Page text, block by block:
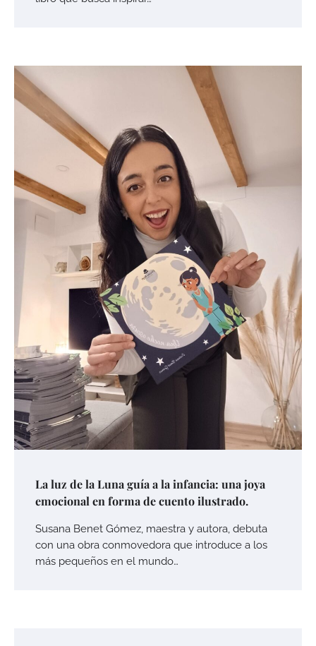
La luz de la Luna guía a la infancia: una joya
emocional en forma de cuento ilustrado.
Susana Benet Gómez, maestra y autora, debuta
con una obra conmovedora que introduce a los
más pequeños en el mundo…